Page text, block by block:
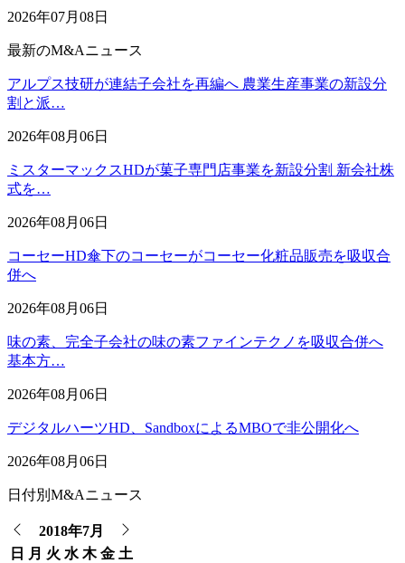
2026年07月08日
最新のM&Aニュース
アルプス技研が連結子会社を再編へ 農業生産事業の新設分
割と派…
2026年08月06日
ミスターマックスHDが菓子専門店事業を新設分割 新会社株
式を…
2026年08月06日
コーセーHD傘下のコーセーがコーセー化粧品販売を吸収合
併へ
2026年08月06日
味の素、完全子会社の味の素ファインテクノを吸収合併へ
基本方…
2026年08月06日
デジタルハーツHD、SandboxによるMBOで非公開化へ
2026年08月06日
日付別M&Aニュース
2018年7月
日
月 火 水 木 金 土